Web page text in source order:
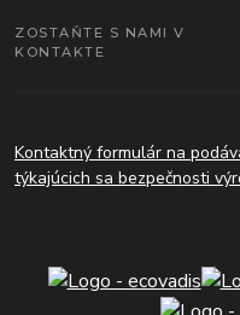
ZOSTAŇTE S NAMI V
KONTAKTE
Kontaktný formulár na
týkajúcich sa bezpečnosti